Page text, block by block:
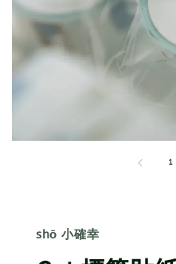
1
shō 小確幸